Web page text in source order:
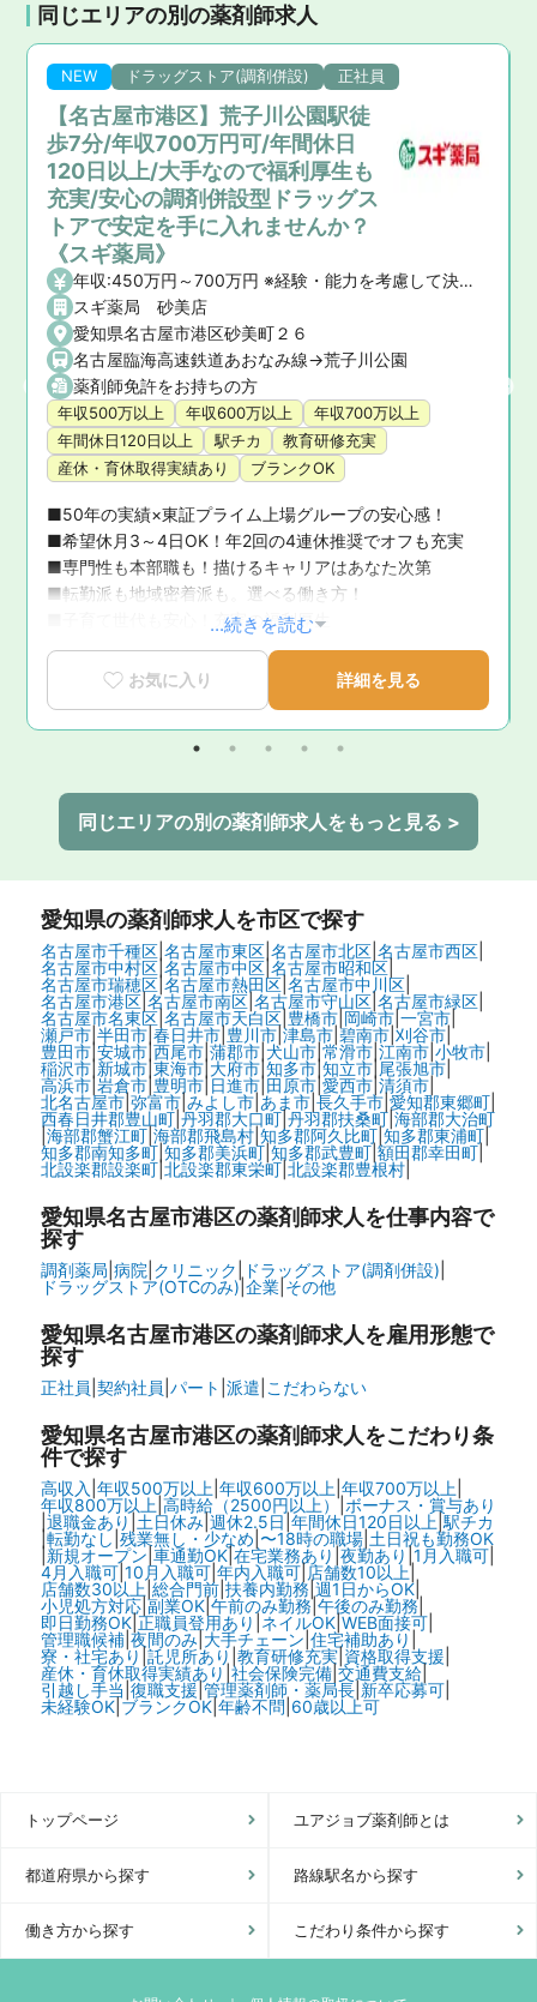
同じエリアの別の薬剤師求人
NEW ドラッグストア(調剤併設) 正社員
【名古屋市港区】荒子川公園駅徒
歩7分/年収700万円可/年間休日
120日以上/大手なので福利厚生も
充実/安心の調剤併設型ドラッグス
トアで安定を手に入れませんか？
《スギ薬局》
年収:450万円～700万円 ※経験・能力を考慮して決定いたします。 【昇給】年1回 【賞与】年2回(7月・12月)、業績賞与:年1回(業績連動型) 【諸手当】資格手当、時間外手当、通勤手当、子ども手当等
スギ薬局 砂美店
愛知県名古屋市港区砂美町２６
名古屋臨海高速鉄道あおなみ線->荒子川公園
薬剤師免許をお持ちの方
年収500万以上 年収600万以上
年収700万以上
年間休日120日以上
駅チカ
教育研修充実
産休・育休取得実績あり
ブランクOK
■50年の実績×東証プライム上場グループの安心感！
■希望休月3～4日OK！年2回の4連休推奨でオフも充実
■専門性も本部職も！描けるキャリアはあなた次第
■転勤派も地域密着派も。選べる働き方！
■子育て世代も安心！充実の福利厚生
...続きを読む
お気に入り 詳細を見る
同じエリアの別の薬剤師求人をもっと見る >
愛知県の薬剤師求人を市区で探す
名古屋市千種区| 名古屋市東区| 名古屋市北区| 名古屋市西区|
名古屋市中村区|名古屋市中区|名古屋市昭和区|
名古屋市瑞穂区|名古屋市熱田区| 名古屋市中川区|
名古屋市港区| 名古屋市南区| 名古屋市守山区| 名古屋市緑区|
名古屋市名東区| 名古屋市天白区| 豊橋市| 岡崎市| 一宮市|
瀬戸市| 半田市| 春日井市| 豊川市| 津島市| 碧南市| 刈谷市|
豊田市|安城市|西尾市| 蒲郡市| 犬山市| 常滑市| 江南市| 小牧市|
稲沢市|新城市|東海市|大府市|知多市|知立市|尾張旭市|
高浜市|岩倉市|豊明市| 日進市|田原市|愛西市|清須市|
北名古屋市| 弥富市| みよし市| あま市| 長久手市| 愛知郡東郷町|
西春日井郡豊山町| 丹羽郡大口町| 丹羽郡扶桑町| 海部郡大治町
海部郡蟹江町| 海部郡飛島村| 知多郡阿久比町| 知多郡東浦町|
知多郡南知多町| 知多郡美浜町| 知多郡武豊町| 額田郡幸田町|
北設楽郡設楽町|北設楽郡東栄町| 北設楽郡豊根村|
愛知県名古屋市港区の薬剤師求人を仕事内容で
探す
調剤薬局 病院 クリニック ドラッグストア(調剤併設)
ドラッグストア(OTCのみ)| 企業| その他
愛知県名古屋市港区の薬剤師求人を雇用形態で
探す
正社員 契約社員 パート 派遣 こだわらない
愛知県名古屋市港区の薬剤師求人をこだわり条
件で探す
高収入 年収500万以上 年収600万以上 年収700万以上
年収800万以上 高時給（2500円以上）| ボーナス・賞与あり
退職金あり 土日休み| 週休2.5日 年間休日120日以上 駅チカ
|転勤なし 残業無し・少なめ 〜18時の職場| 土日祝も勤務OK
|新規オープン 車通勤OK|在宅業務あり 夜勤あり 1月入職可|
4月入職可| 10月入職可| 年内入職可| 店舗数10以上|
店舗数30以上 総合門前| 扶養内勤務 週1日からOK|
小児処方対応| 副業OK| 午前のみ勤務| 午後のみ勤務|
即日勤務OK| 正職員登用あり ネイルOK| WEB面接可|
管理職候補| 夜間のみ| 大手チェーン 住宅補助あり
寮・社宅あり 託児所あり 教育研修充実| 資格取得支援
産休・育休取得実績あり 社会保険完備| 交通費支給|
引越し手当 復職支援 |管理薬剤師・薬局長| 新卒応募可|
未経験OK| ブランクOK| 年齢不問 60歳以上可
トップページ ユアジョブ薬剤師とは
都道府県から探す 路線駅名から探す
働き方から探す こだわり条件から探す